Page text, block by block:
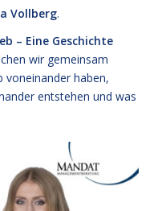
Vollberg.
– Eine Geschichte
wir gemeinsam
voneinander haben,
entstehen und was